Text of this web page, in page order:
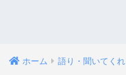
ホーム 語り・聞いてくれ